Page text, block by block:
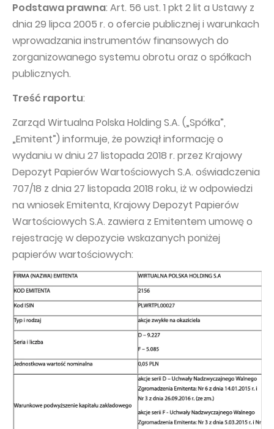
WP Media
Invia Group
Wakacje.pl
Superauto.pl
Totalmoney
Extradom
Wirtualne Media
Periodic reports
Integrated reports
Letters of the CEO
Press releases
WPH Calendar
CORPORATE GOVERNANCE
Management Board
Supervisory Board
Auditor
General meeting of Shareholders
Best practices
Podstawa prawna: Art. 56 ust. 1 pkt 2 lit a Ustawy z
dnia 29 lipca 2005 r. o ofercie publicznej i warunkach
wprowadzania instrumentów finansowych do
zorganizowanego systemu obrotu oraz o spółkach
publicznych.
Treść raportu:
Zarząd Wirtualna Polska Holding S.A. („Spółka”,
„Emitent”) informuje, że powziął informację o
wydaniu w dniu 27 listopada 2018 r. przez Krajowy
Depozyt Papierów Wartościowych S.A. oświadczenia
707/18 z dnia 27 listopada 2018 roku, iż w odpowiedzi
na wniosek Emitenta, Krajowy Depozyt Papierów
Wartościowych S.A. zawiera z Emitentem umowę o
rejestrację w depozycie wskazanych poniżej
papierów wartościowych: